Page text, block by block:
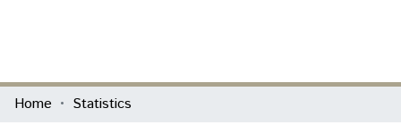
Communities & Collections
Home Statistics